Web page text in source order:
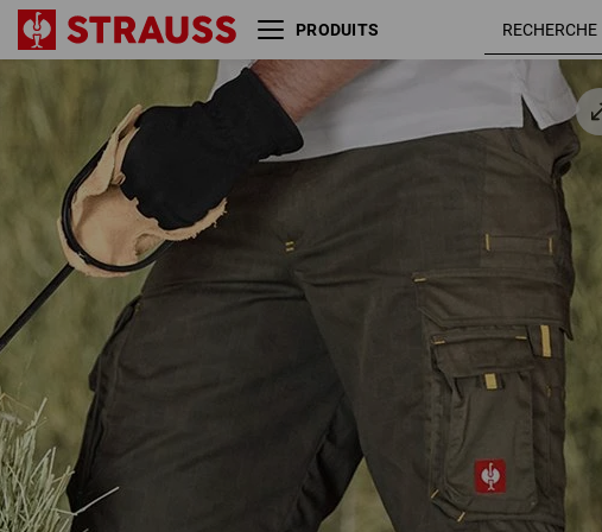
PRODUITS
Short e.s. carat
jaune
46